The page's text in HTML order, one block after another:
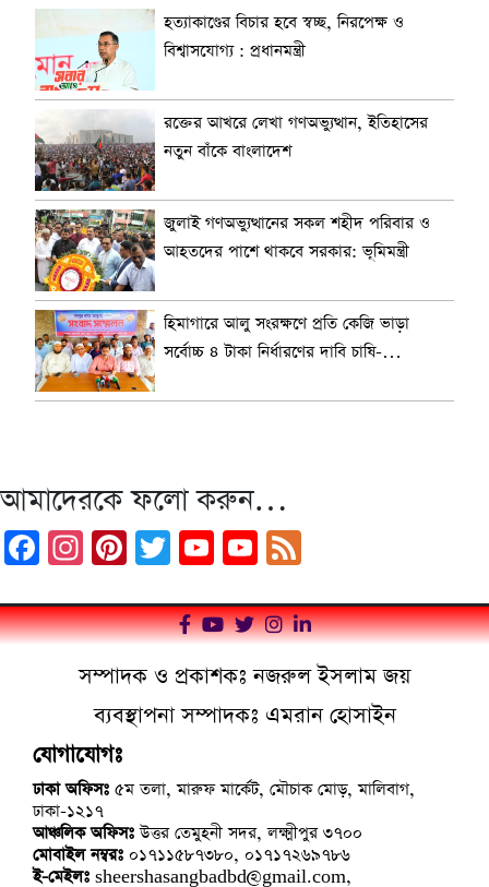
হত্যাকাণ্ডের বিচার হবে স্বচ্ছ, নিরপেক্ষ ও
বিশ্বাসযোগ্য : প্রধানমন্ত্রী
রক্তের আখরে লেখা গণঅভ্যুত্থান, ইতিহাসের
নতুন বাঁকে বাংলাদেশ
জুলাই গণঅভ্যুত্থানের সকল শহীদ পরিবার ও
আহতদের পাশে থাকবে সরকার: ভূমিমন্ত্রী
হিমাগারে আলু সংরক্ষণে প্রতি কেজি ভাড়া
সর্বোচ্চ ৪ টাকা নির্ধারণের দাবি চাষি-
আমাদেরকে ফলো করুন…
Facebook
Instagram
Pinterest
TwitterYouTube
YouTube
সম্পাদক ও প্রকাশকঃ নজরুল ইসলাম জয়
ব্যবস্থাপনা সম্পাদকঃ এমরান হোসাইন
যোগাযোগঃ
ঢাকা অফিসঃ ৫ম তলা, মারুফ মার্কেট, মৌচাক মোড়, মালিবাগ,
ঢাকা-১২১৭
আঞ্চলিক অফিসঃউত্তর তেমুহনী সদর, লক্ষ্মীপুর ৩৭০০
মোবাইল নম্বরঃ ০১৭১১৫৮৭৩৮০, ০১৭১৭২৬৯৭৮৬
ই-মেইলঃ sheershasangbadbd@gmail.com,